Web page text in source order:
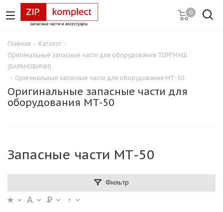
0
Главная - Каталог -
Оригинальные запасные части для оборудования ТОРГМАШ
(БАРАНОВИЧИ)
- Оригинальные запасные части для оборудования МТ-50
Оригинальные запасные части для
оборудования МТ-50
Запасные части МТ-50
Фильтр